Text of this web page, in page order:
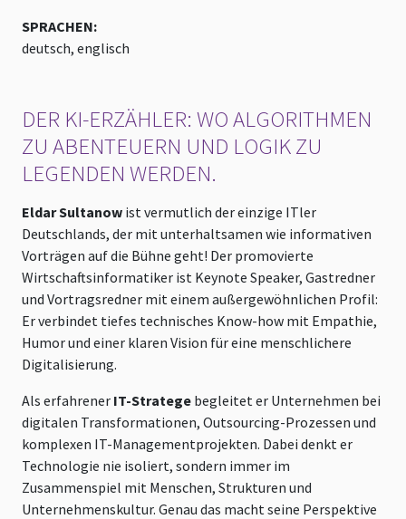
SPRACHEN:
deutsch, englisch
DER KI-ERZÄHLER: WO ALGORITHMEN
ZU ABENTEUERN UND LOGIK ZU
LEGENDEN WERDEN.
Eldar Sultanow ist vermutlich der einzige ITler
Deutschlands, der mit unterhaltsamen wie informativen
Vorträgen auf die Bühne geht! Der promovierte
Wirtschaftsinformatiker ist Keynote Speaker, Gastredner
und Vortragsredner mit einem außergewöhnlichen Profil:
Er verbindet tiefes technisches Know-how mit Empathie,
Humor und einer klaren Vision für eine menschlichere
Digitalisierung.
Als erfahrener IT-Stratege begleitet er Unternehmen bei
digitalen Transformationen, Outsourcing-Prozessen und
komplexen IT-Managementprojekten. Dabei denkt er
Technologie nie isoliert, sondern immer im
Zusammenspiel mit Menschen, Strukturen und
Unternehmenskultur. Genau das macht seine Perspektive